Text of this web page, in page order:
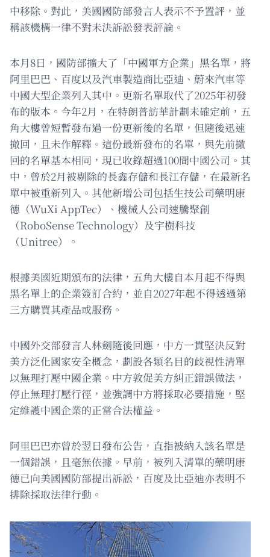
中移除。對此，美國國防部發言人表示不予置評，並
稱該機構一律不對未決訴訟發表評論。
本月8日，國防部擴大了「中國軍方企業」黑名單，將
阿里巴巴、百度以及汽車製造商比亞迪、蔚來汽車等
中國大型企業列入其中。更新名單取代了2025年初發
布的版本。今年2月，在特朗普訪華計劃未確定前，五
角大樓曾短暫發布過一份更新後的名單，但隨後迅速
撤回，且未作解釋。這份最新發布的名單，與先前撤
回的名單基本相同，現已收錄超過100間中國公司。其
中，曾於2月被剔除的長鑫存儲和長江存儲，在最新名
單中被重新列入。其他新增公司包括生技公司藥明康
德（WuXi AppTec）、機械人公司速騰聚創
（RoboSense Technology）及宇樹科技
（Unitree）。
根據美國近期頒布的法律，五角大樓自本月起不得與
黑名單上的企業簽訂合約，並自2027年起不得透過第
三方購買其產品或服務。
中國外交部發言人林劍隨後回應，中方一貫堅決反對
美方泛化國家安全概念，劃設各類名目的歧視性清單
以無理打壓中國企業。中方敦促美方糾正錯誤做法，
停止無理打壓行徑，並強調中方將採取必要措施，堅
定維護中國企業的正當合法權益。
阿里巴巴亦曾於翌日發布公告，直指被納入該名單是
一個錯誤，且毫無依據。早前，被列入清單的藥明康
德已向美國國防部提出訴訟，百度及比亞迪亦表明不
排除採取法律行動。